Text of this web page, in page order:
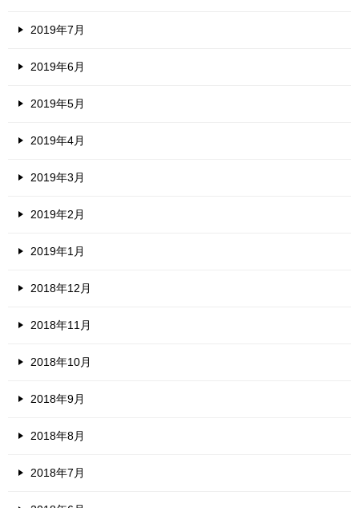
2019年7月
2019年6月
2019年5月
2019年4月
2019年3月
2019年2月
2019年1月
2018年12月
2018年11月
2018年10月
2018年9月
2018年8月
2018年7月